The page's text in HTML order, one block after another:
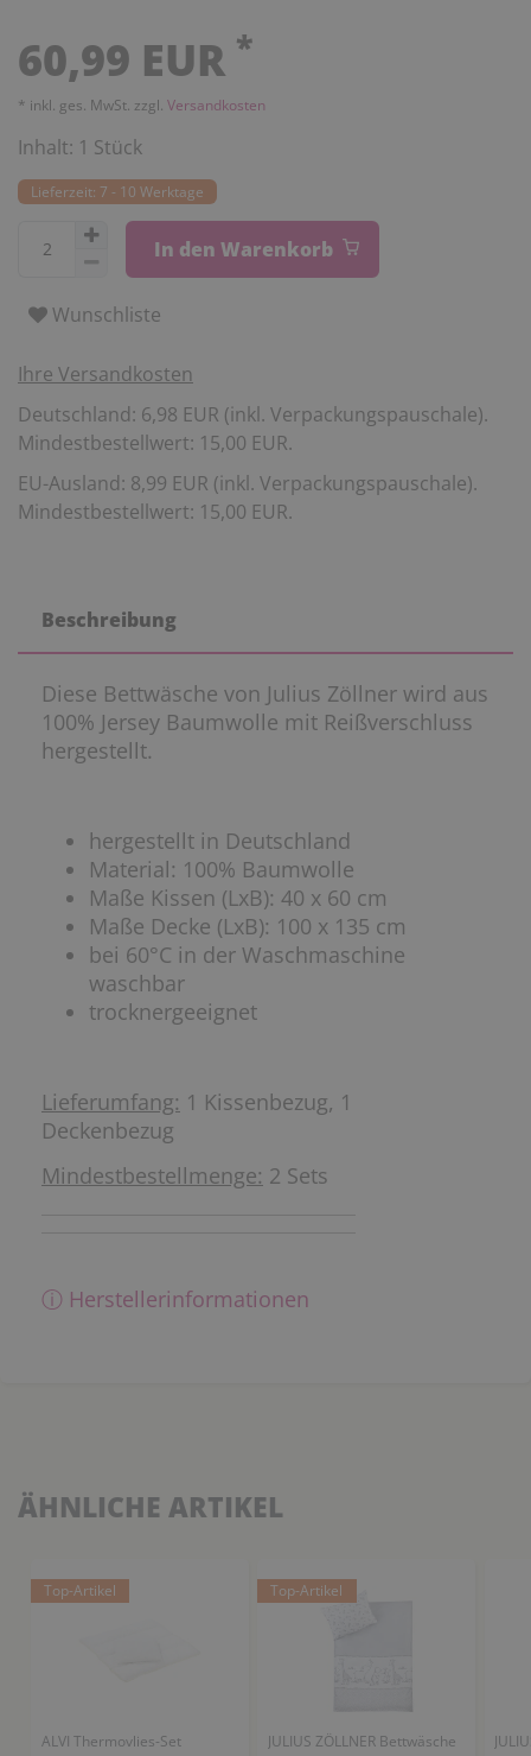
60,99 EUR *
* inkl. ges. MwSt. zzgl. Versandkosten
Inhalt: 1 Stück
Lieferzeit: 7 - 10 Werktage
In den Warenkorb
Wunschliste
Ihre Versandkosten
Deutschland: 6,98 EUR (inkl. Verpackungspauschale).
Mindestbestellwert: 15,00 EUR.
EU-Ausland: 8,99 EUR (inkl. Verpackungspauschale).
Mindestbestellwert: 15,00 EUR.
Beschreibung
Diese Bettwäsche von Julius Zöllner wird aus
100% Jersey Baumwolle mit Reißverschluss
hergestellt.
hergestellt in Deutschland
Material: 100% Baumwolle
Maße Kissen (LxB): 40 x 60 cm
Maße Decke (LxB): 100 x 135 cm
bei 60°C in der Waschmaschine
waschbar
trocknergeeignet
Lieferumfang: 1 Kissenbezug, 1
Deckenbezug
Mindestbestellmenge: 2 Sets
ⓘ Herstellerinformationen
ÄHNLICHE ARTIKEL
Top-Artikel
ALVI Thermovlies-Set
Top-Artikel
JULIUS ZÖLLNER Bettwäsche